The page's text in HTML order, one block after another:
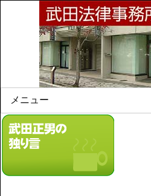
メニュー
Home
所属弁護士
法律相談案内